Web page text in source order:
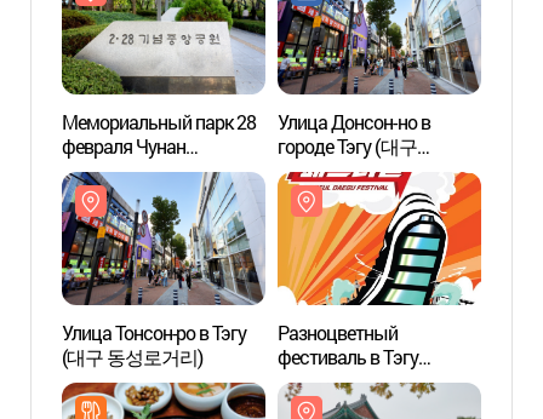
Мемориальный парк 28
февраля Чунан
(2.28기념중앙공원)
Улица Донсон-но в
городе Тэгу (대구
동성로거리)
Улица Тонсон-ро в Тэгу
(대구 동성로거리)
Разноцветный
фестиваль в Тэгу
(Powerful Daegu Festival)
(파워풀대구페스티벌)